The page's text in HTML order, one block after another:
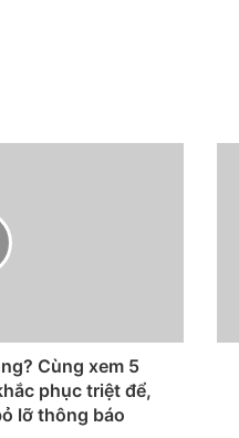
Cùng xem 5
phục triệt để,
lỡ thông báo